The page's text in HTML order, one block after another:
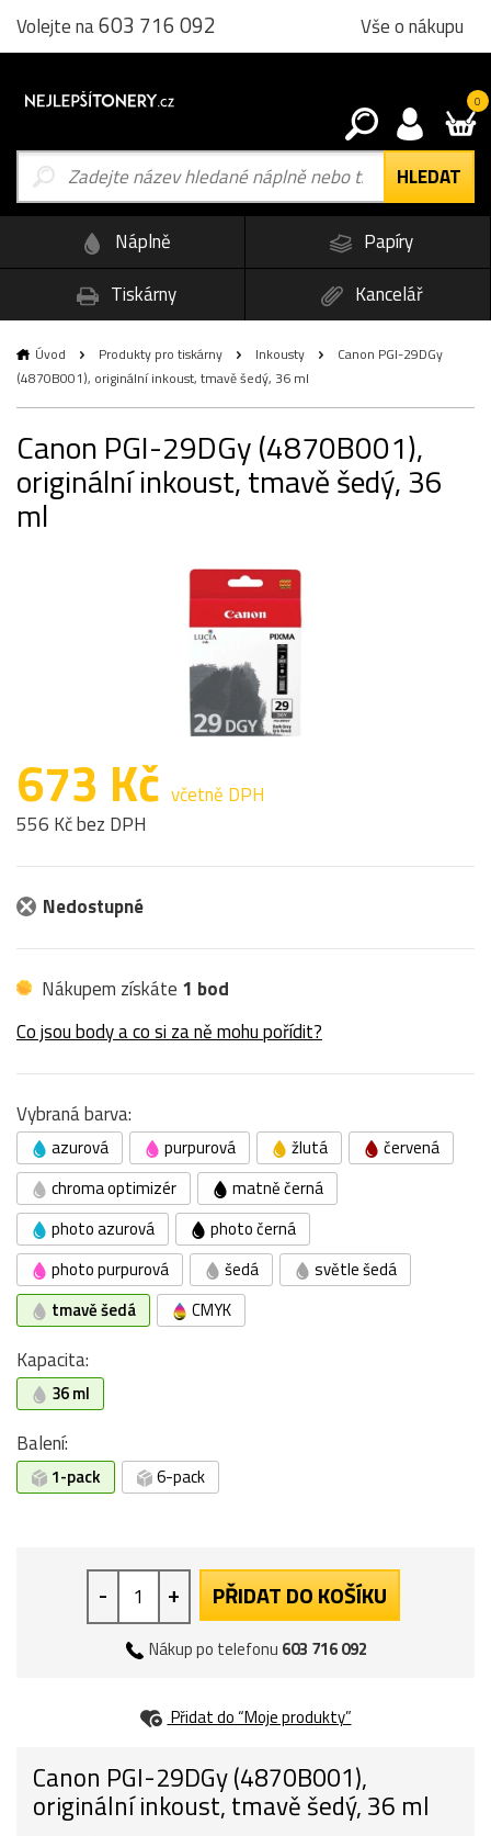
Volejte na603 716 092 Vše o nákupu
0
Náplně
Papíry
Tiskárny
Kancelář
Úvod Produkty pro tiskárny Inkousty
Canon PGI-29DGy
(4870B001), originální inkoust, tmavě šedý, 36 ml
Canon PGI-29DGy (4870B001),
originální inkoust, tmavě šedý, 36
ml
673 Kč včetně DPH
556 Kč bez DPH
Nedostupné
Nákupem získáte 1 bod
Co jsou body a co si za ně mohu pořídit?
Vybraná barva:
azurová purpurová žlutá
červená
chroma optimizér
matně černá
photo azurová
photo černá
photo purpurová
šedá
světle šedá
tmavě šedá
CMYK
Kapacita:
36 ml
Balení:
1-pack 6-pack
- + PŘIDAT DO KOŠÍKU
Nákup po telefonu 603 716 092
Přidat do “Moje produkty”
Canon PGI-29DGy (4870B001),
originální inkoust, tmavě šedý, 36 ml